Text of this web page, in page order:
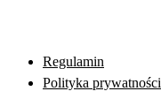
Regulamin
Polityka prywatności